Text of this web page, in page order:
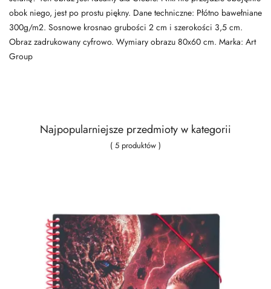
obok niego, jest po prostu piękny. Dane techniczne: Płótno bawełniane
300g/m2. Sosnowe krosnao grubości 2 cm i szerokości 3,5 cm.
Obraz zadrukowany cyfrowo. Wymiary obrazu 80x60 cm. Marka: Art
Group
Najpopularniejsze przedmioty w kategorii
( 5 produktów )